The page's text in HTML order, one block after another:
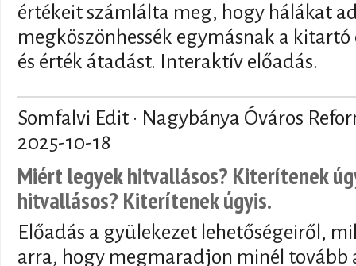
értékeit számlálta meg, hogy hálákat
megköszönhessék egymásnak a
és érték átadást. Interaktív előadás.
Somfalvi Edit · Nagybánya Óváros
2025-10-18
Miért legyek hitvallásos? Kiterítenek
hitvallásos? Kiterítenek úgyis.
Előadás a gyülekezet lehetőségeiről,
arra, hogy megmaradjon minél tovább